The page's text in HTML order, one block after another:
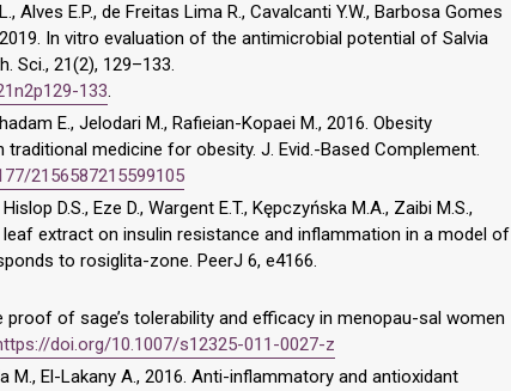
Alves E.P., de Freitas Lima R., Cavalcanti Y.W., Barbosa Gomes
In vitro evaluation of the antimicrobial potential of Salvia
Sci., 21(2), 129–133.
133.
E., Jelodari M., Rafieian-Kopaei M., 2016. Obesity
medicine for obesity. J. Evid.-Based Complement.
2156587215599105
D.S., Eze D., Wargent E.T., Kępczyńska M.A., Zaibi M.S.,
extract on insulin resistance and inflammation in a model of
to rosiglita-zone. PeerJ 6, e4166.
proof of sage’s tolerability and efficacy in menopau-sal women
doi.org/10.1007/s12325-011-0027-z
M., El-Lakany A., 2016. Anti-inflammatory and antioxidant